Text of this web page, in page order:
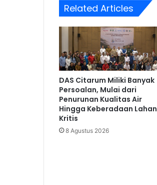
Related Articles
DAS Citarum Miliki Banyak
Persoalan, Mulai dari
Penurunan Kualitas Air
Hingga Keberadaan Lahan
Kritis
8 Agustus 2026